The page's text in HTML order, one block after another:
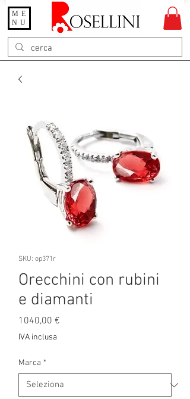
Gioielleria Rosellini
Rosellini online
ME
NU
SKU: op371r
Orecchini con rubini
e diamanti
1040,00 €
IVA inclusa
Marca *